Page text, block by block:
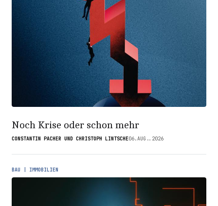
Noch Krise oder schon mehr
CONSTANTIN PACHER UND CHRISTOPH LINTSCHE06.AUG..2026
BAU | IMMOBILIEN